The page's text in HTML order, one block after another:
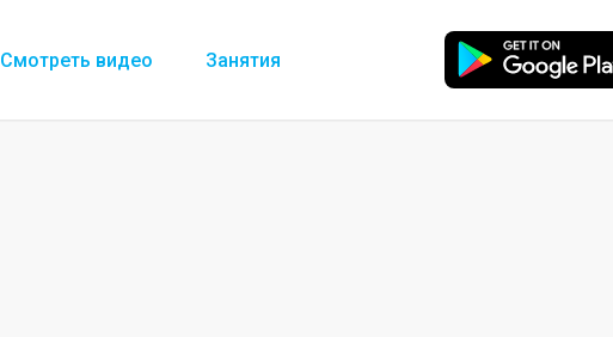
Смотреть видео Занятия